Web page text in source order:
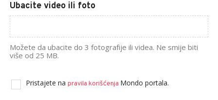
Ubacite video ili foto
Možete da ubacite do 3 fotografije ili videa. Ne smije biti
više od 25 MB.
Pristajete na pravila korišćenja Mondo portala.